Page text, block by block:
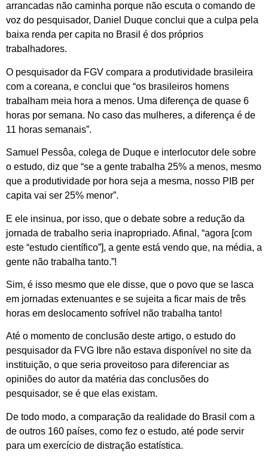
arrancadas não caminha porque não escuta o comando de
voz do pesquisador, Daniel Duque conclui que a culpa pela
baixa renda per capita no Brasil é dos próprios
trabalhadores.
O pesquisador da FGV compara a produtividade brasileira
com a coreana, e conclui que “os brasileiros homens
trabalham meia hora a menos. Uma diferença de quase 6
horas por semana. No caso das mulheres, a diferença é de
11 horas semanais”.
Samuel Pessôa, colega de Duque e interlocutor dele sobre
o estudo, diz que “se a gente trabalha 25% a menos, mesmo
que a produtividade por hora seja a mesma, nosso PIB per
capita vai ser 25% menor”.
E ele insinua, por isso, que o debate sobre a redução da
jornada de trabalho seria inapropriado. Afinal, “agora [com
este “estudo científico”], a gente está vendo que, na média, a
gente não trabalha tanto.”!
Sim, é isso mesmo que ele disse, que o povo que se lasca
em jornadas extenuantes e se sujeita a ficar mais de três
horas em deslocamento sofrível não trabalha tanto!
Até o momento de conclusão deste artigo, o estudo do
pesquisador da FVG Ibre não estava disponível no site da
instituição, o que seria proveitoso para diferenciar as
opiniões do autor da matéria das conclusões do
pesquisador, se é que elas existam.
De todo modo, a comparação da realidade do Brasil com a
de outros 160 países, como fez o estudo, até pode servir
para um exercício de distração estatística.